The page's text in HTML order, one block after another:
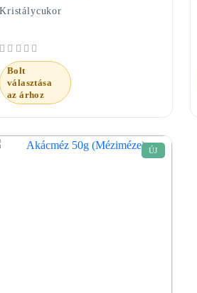
Kristálycukor
Bolt
választása
az árhoz
ÚJ